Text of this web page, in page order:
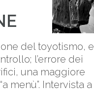
del toyotismo, e
l’errore dei
una maggiore
menù”. Intervista a